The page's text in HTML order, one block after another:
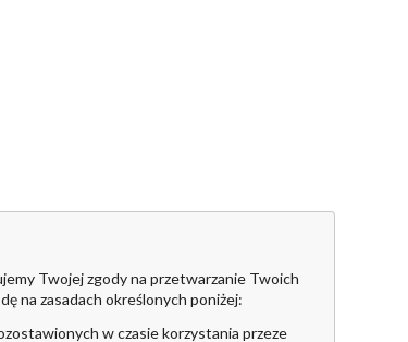
Twojej zgody na przetwarzanie Twoich
na zasadach określonych poniżej:
w czasie korzystania przeze